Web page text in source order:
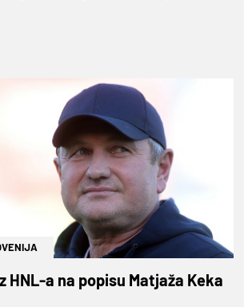
HNL-a na popisu Matjaža Keka